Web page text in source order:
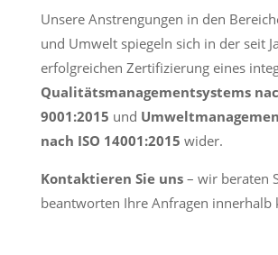
Unsere Anstrengungen in den
und Umwelt spiegeln sich in der seit
erfolgreichen Zertifizierung eines
Qualitätsmanagementsystems
9001:2015 und
nach ISO 14001:2015 wider.
Kontaktieren Sie uns– wir beraten
beantworten Ihre Anfragen innerhalb